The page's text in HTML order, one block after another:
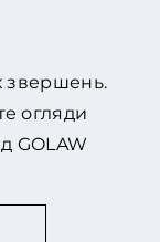
звершень.
огляди
GOLAW